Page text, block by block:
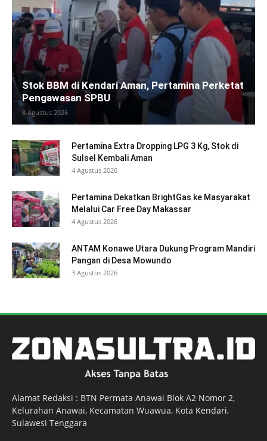
Stok BBM di Kendari Aman, Pertamina Perketat
Pengawasan SPBU
8 Agustus 2026
Pertamina Extra Dropping LPG 3 Kg, Stok di
Sulsel Kembali Aman
4 Agustus 2026
Pertamina Dekatkan BrightGas ke Masyarakat
Melalui Car Free Day Makassar
4 Agustus 2026
ANTAM Konawe Utara Dukung Program Mandiri
Pangan di Desa Mowundo
3 Agustus 2026
Alamat Redaksi : BTN Permata Anawai Blok A2 Nomor 2,
Kelurahan Anawai, Kecamatan Wuawua, Kota Kendari,
Sulawesi Tenggara